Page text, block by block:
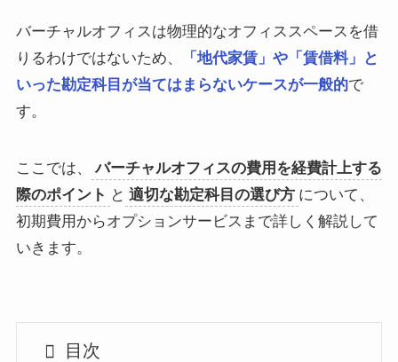
バーチャルオフィスは物理的なオフィススペースを借
りるわけではないため、
「地代家賃」や「賃借料」と
いった勘定科目が当てはまらないケースが一般的で
す。
ここでは、
バーチャルオフィスの費用を経費計上する
際のポイント と 適切な勘定科目の選び方 について、
初期費用からオプションサービスまで詳しく解説して
いきます。
目次